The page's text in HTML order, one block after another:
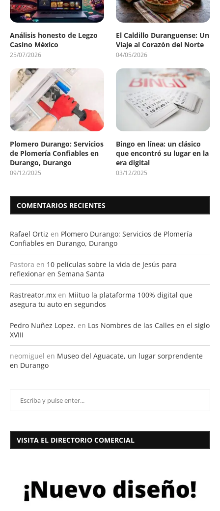
Análisis honesto de Legzo
Casino México
25/07/2026
El Caldillo Duranguense: Un
Viaje al Corazón del Norte
04/05/2026
Plomero Durango: Servicios
de Plomería Confiables en
Durango, Durango
09/12/2025
Bingo en línea: un clásico
que encontró su lugar en la
era digital
03/12/2025
COMENTARIOS RECIENTES
Rafael Ortiz en Plomero Durango: Servicios de Plomería
Confiables en Durango, Durango
Pastora en 10 películas sobre la vida de Jesús para
reflexionar en Semana Santa
Rastreator.mx en Miituo la plataforma 100% digital que
asegura tu auto en segundos
Pedro Nuñez Lopez. en Los Nombres de las Calles en el siglo
XVIII
neomiguel en Museo del Aguacate, un lugar sorprendente
en Durango
VISITA EL DIRECTORIO COMERCIAL